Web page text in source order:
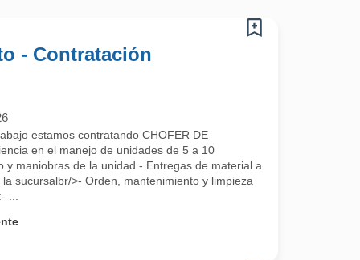
- Contratación
estamos contratando CHOFER DE
en el manejo de unidades de 5 a 10
y maniobras de la unidad - Entregas de material a
sucursalbr/>- Orden, mantenimiento y limpieza
...